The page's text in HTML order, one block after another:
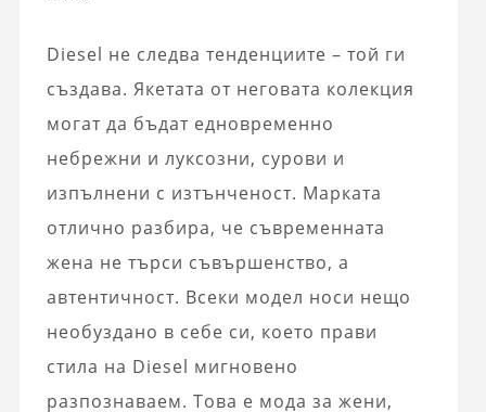
Diesel не следва тенденциите – той ги
създава. Якетата от неговата колекция
могат да бъдат едновременно
небрежни и луксозни, сурови и
изпълнени с изтънченост. Марката
отлично разбира, че съвременната
жена не търси съвършенство, а
автентичност. Всеки модел носи нещо
необуздано в себе си, което прави
стила на Diesel мигновено
разпознаваем. Това е мода за жени,